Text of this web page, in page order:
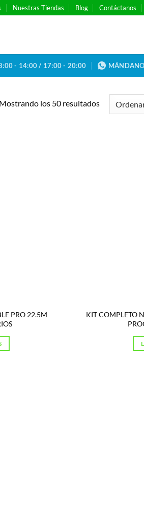
Nuestras Tiendas Blog Contáctanos
- 14:00 / 17:00 - 20:00
Mostrando los 50 resultadosOrdenado
por
PRO 22.5M
KIT COMPLETO